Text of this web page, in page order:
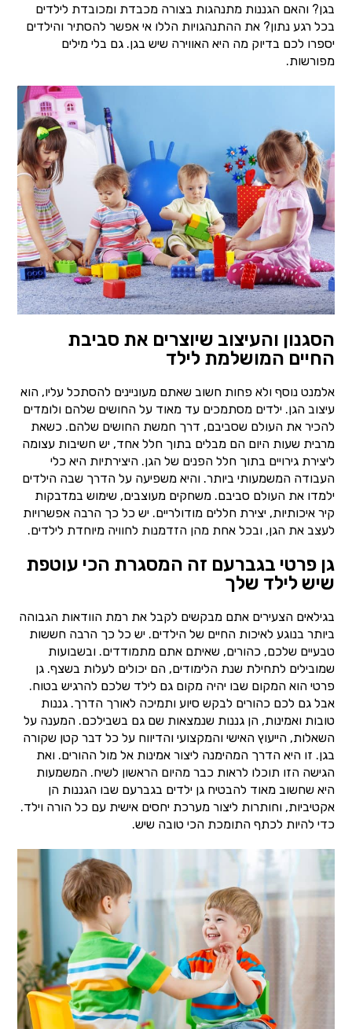
בגן? והאם הגננות מתנהגות בצורה מכבדת ומכובדת לילדים
בכל רגע נתון? את ההתנהגויות הללו אי אפשר להסתיר והילדים
יספרו לכם בדיוק מה היא האווירה שיש בגן. גם בלי מילים
מפורשות.
הסגנון והעיצוב שיוצרים את סביבת
החיים המושלמת לילד
אלמנט נוסף ולא פחות חשוב שאתם מעוניינים להסתכל עליו, הוא
עיצוב הגן. ילדים מסתמכים עד מאוד על החושים שלהם ולומדים
להכיר את העולם שסביבם, דרך חמשת החושים שלהם. כשאת
מרבית שעות היום הם מבלים בתוך חלל אחד, יש חשיבות עצומה
ליצירת גירויים בתוך חלל הפנים של הגן. היצירתיות היא כלי
העבודה המשמעותי ביותר. והיא משפיעה על הדרך שבה הילדים
ילמדו את העולם סביבם. משחקים מעוצבים, שימוש במדבקות
קיר איכותיות, יצירת חללים מודולריים. יש כל כך הרבה אפשרויות
לעצב את הגן, ובכל אחת מהן הזדמנות לחוויה מיוחדת לילדים.
גן פרטי בגברעם זה המסגרת הכי עוטפת
שיש לילד שלך
בגילאים הצעירים אתם מבקשים לקבל את רמת הוודאות הגבוהה
ביותר בנוגע לאיכות החיים של הילדים. יש כל כך הרבה חששות
טבעיים שלכם, כהורים, שאיתם אתם מתמודדים. ובשבועות
שמובילים לתחילת שנת הלימודים, הם יכולים לעלות בשצף. גן
פרטי הוא המקום שבו יהיה מקום גם לילד שלכם להרגיש בטוח.
אבל גם לכם כהורים לבקש סיוע ותמיכה לאורך הדרך. גננות
טובות ואמינות, הן גננות שנמצאות שם גם בשבילכם. המענה על
השאלות, הייעוץ האישי והמקצועי והדיווח על כל דבר קטן שקורה
בגן. זו היא הדרך המהימנה ליצור אמינות אל מול ההורים. ואת
הגישה הזו תוכלו לראות כבר מהיום הראשון לשיח. המשמעות
היא שחשוב מאוד להבטיח גן ילדים בגברעם שבו הגננות הן
אקטיביות, וחותרות ליצור מערכת יחסים אישית עם כל הורה וילד.
כדי להיות לכתף התומכת הכי טובה שיש.